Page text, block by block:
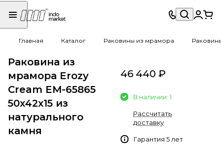
Главная Каталог Раковины из мрамора
Раковина из
мрамора Erozy
Cream EM-65865
50х42х15 из
натурального
камня
46 440 ₽
В наличии: 1
Рассчитать
доставку
Гарантия 5 лет